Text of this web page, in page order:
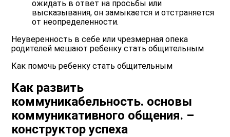
ожидать в ответ на просьбы или
высказывания, он замыкается и отстраняется
от неопределенности.
Неуверенность в себе или чрезмерная опека
родителей мешают ребенку стать общительным
Как помочь ребенку стать общительным
Как развить
коммуникабельность. основы
коммуникативного общения. –
конструктор успеха